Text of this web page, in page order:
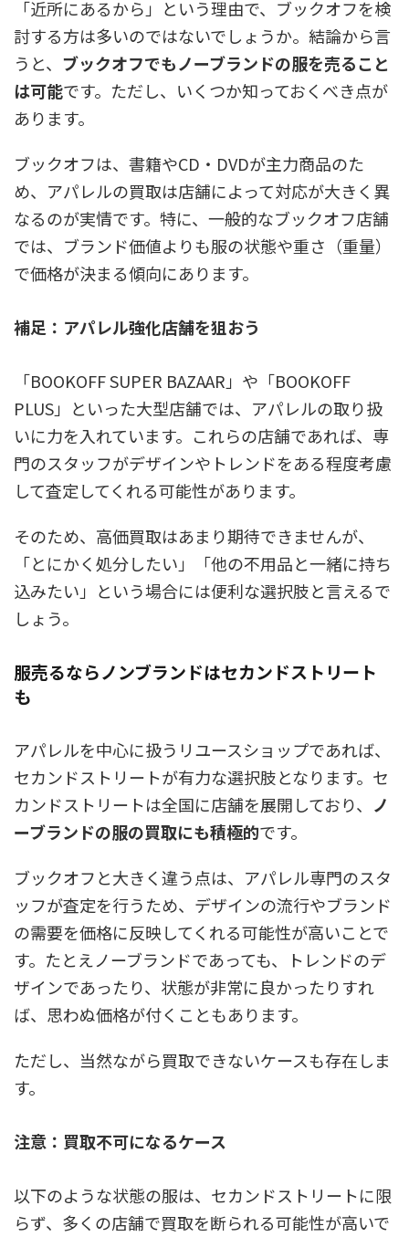
「近所にあるから」という理由で、ブックオフを検
討する方は多いのではないでしょうか。結論から言
うと、 ブックオフでもノーブランドの服を売ること
は可能です。ただし、いくつか知っておくべき点が
あります。
ブックオフは、書籍やCD・DVDが主力商品のた
め、アパレルの買取は店舗によって対応が大きく異
なるのが実情です。特に、一般的なブックオフ店舗
では、ブランド価値よりも服の状態や重さ（重量）
で価格が決まる傾向にあります。
補足：アパレル強化店舗を狙おう
「BOOKOFF SUPER BAZAAR」や「BOOKOFF
PLUS」といった大型店舗では、アパレルの取り扱
いに力を入れています。これらの店舗であれば、専
門のスタッフがデザインやトレンドをある程度考慮
して査定してくれる可能性があります。
そのため、高価買取はあまり期待できませんが、
「とにかく処分したい」「他の不用品と一緒に持ち
込みたい」という場合には便利な選択肢と言えるで
しょう。
服売るならノンブランドはセカンドストリート
も
アパレルを中心に扱うリユースショップであれば、
セカンドストリートが有力な選択肢となります。セ
カンドストリートは全国に店舗を展開しており、 ノ
ーブランドの服の買取にも積極的です。
ブックオフと大きく違う点は、アパレル専門のスタ
ッフが査定を行うため、 デザインの流行やブランド
の需要を価格に反映してくれる可能性が高いことで
す。たとえノーブランドであっても、トレンドのデ
ザインであったり、状態が非常に良かったりすれ
ば、思わぬ価格が付くこともあります。
ただし、当然ながら買取できないケースも存在しま
す。
注意：買取不可になるケース
以下のような状態の服は、セカンドストリートに限
らず、多くの店舗で買取を断られる可能性が高いで